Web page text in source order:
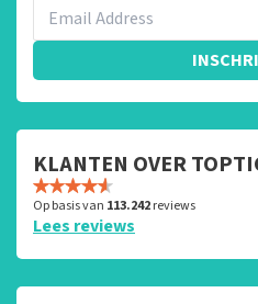
KLANTEN OVER
Op basis van 113.242reviews
Lees reviews